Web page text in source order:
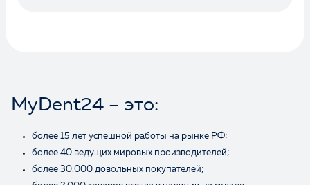
MyDent24 – это:
более 15 лет успешной работы на рынке РФ;
более 40 ведущих мировых производителей;
более 30.000 довольных покупателей;